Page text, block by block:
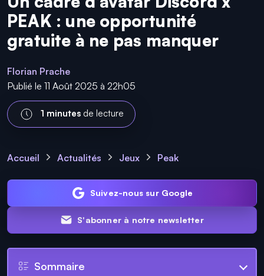
PEAK : une opportunité
gratuite à ne pas manquer
Florian Prache
Publié le 11 Août 2025 à 22h05
1 minutesde lecture
Accueil Actualités Jeux Peak
Suivez-nous sur Google
S'abonner à notre newsletter
Sommaire